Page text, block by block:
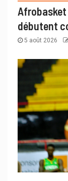
Afrobasket
débutent
5 août 2026